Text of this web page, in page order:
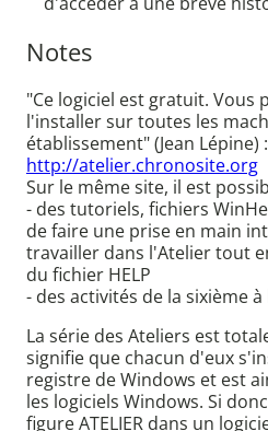
Notes
"Ce logiciel est gratuit. Vous
l'installer sur toutes les
établissement" (Jean Lépine) :
http://atelier.chronosite.org
Sur le même site, il est
- des tutoriels, fichiers
de faire une prise en main
travailler dans l'Atelier tout
du fichier HELP
- des activités de la sixième
La série des Ateliers est
signifie que chacun d'eux
registre de Windows et est
les logiciels Windows. Si
figure ATELIER dans un